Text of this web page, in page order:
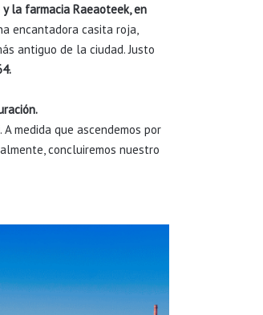
la farmacia Raeaoteek, en
encantadora casita roja,
antiguo de la ciudad. Justo
. A medida que ascendemos por
concluiremos nuestro